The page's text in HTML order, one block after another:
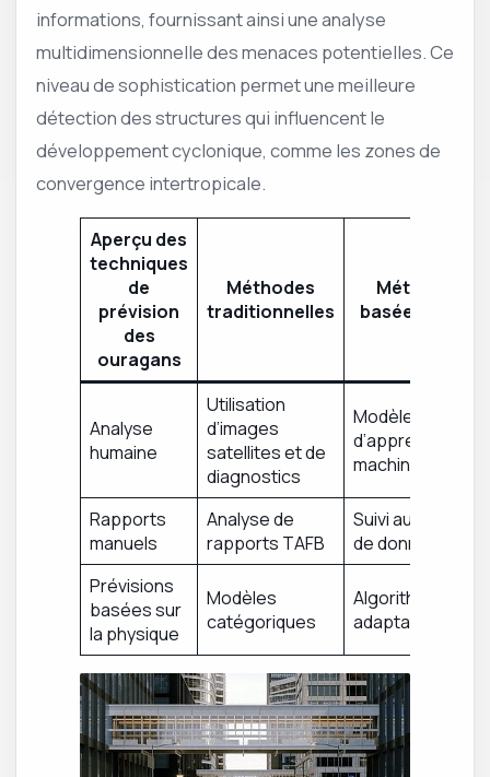
informations, fournissant ainsi une analyse
multidimensionnelle des menaces potentielles. Ce
niveau de sophistication permet une meilleure
détection des structures qui influencent le
développement cyclonique, comme les zones de
convergence intertropicale.
Aperçu des
techniques
de
prévision
des
ouragans
Méthodes
traditionnelles
Méthodes
basées sur l’IA
Analyse
humaine
Utilisation
d’images
satellites et de
diagnostics
Modèles
d’apprentissage
machine
Rapports
manuels
Analyse de
rapports TAFB
Suivi automatisé
de données
Prévisions
basées sur
la physique
Modèles
catégoriques
Algorithmes
adaptatifs